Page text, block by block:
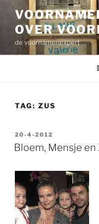
inhoud
OVER
de voornamenexpert
TAG: ZUS
GEPLAATST
OP
20-4-2012
Bloem, Mensje en